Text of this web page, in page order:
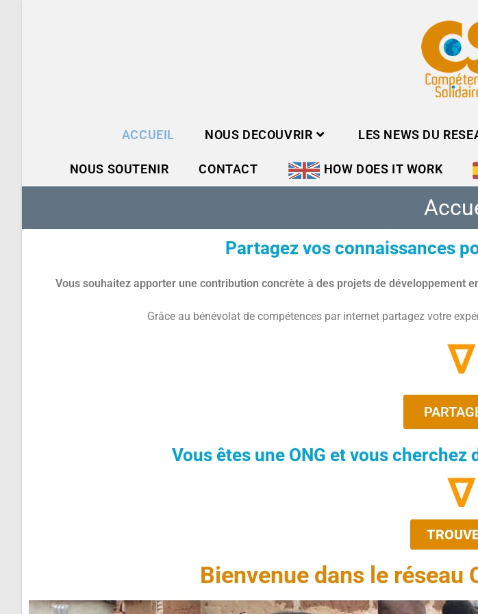
ACCUEIL NOUS DECOUVRIR LES NEWS DU
NOUS SOUTENIR CONTACT HOW DOES IT WORK
Partagez vos connaissances
Vous souhaitez apporter une contribution concrète à des projets de développement
Grâce au bénévolat de compétences par internet partagez votre
∇
Vous êtes une ONG et vous
∇
Bienvenue dans le réseau